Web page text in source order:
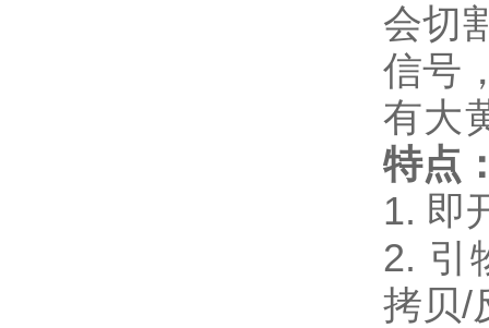
会切
信号
有大
特点
1. 即
2. 引
拷贝/